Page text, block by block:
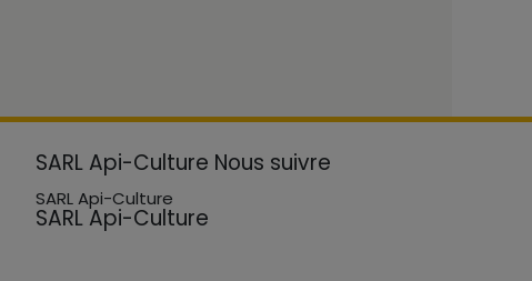
SARL Api-Culture Nous suivre
SARL Api-Culture
SARL Api-Culture